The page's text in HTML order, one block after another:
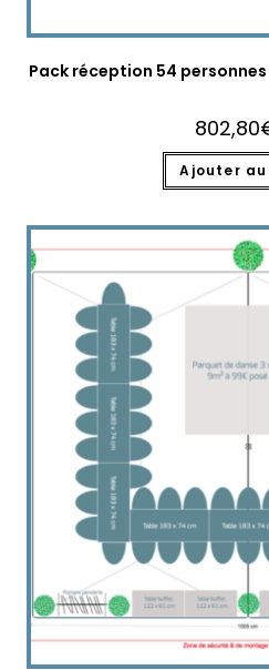
Pack réception 54
802,80
Ajouter